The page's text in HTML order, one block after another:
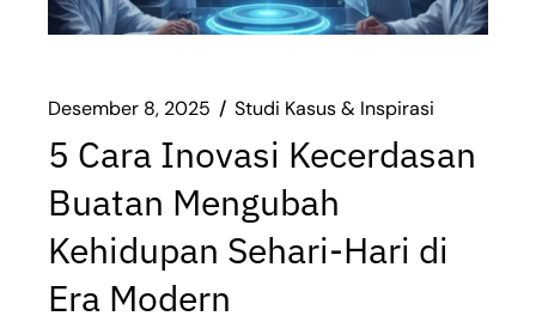
Desember 8, 2025 Studi Kasus & Inspirasi
5 Cara Inovasi Kecerdasan
Buatan Mengubah
Kehidupan Sehari-Hari di
Era Modern